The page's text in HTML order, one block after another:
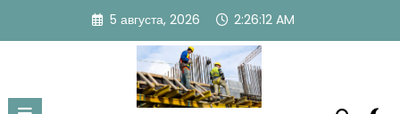
содержимому
5 августа, 2026 2:26:13 AM